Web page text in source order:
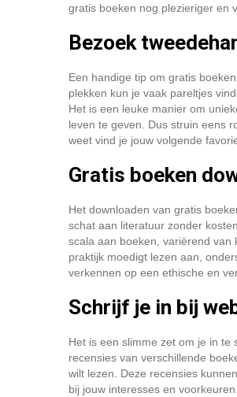
gratis boeken nog plezieriger en
Bezoek
Een handige tip om gratis
plekken kun je vaak pareltjes
Het is een leuke manier om
leven te geven. Dus struin eens
weet vind je jouw volgende
Gratis boeken
Het downloaden van gratis
schat aan literatuur zonder
scala aan boeken, variërend
praktijk moedigt lezen aan,
verkennen op een ethische en
Schrijf je in bij
Het is een slimme zet om je in
recensies van verschillende
wilt lezen. Deze recensies
bij jouw interesses en